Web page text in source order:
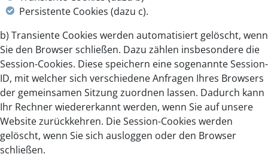
Persistente Cookies (dazu c).
b) Transiente Cookies werden automatisiert gelöscht, wenn
Sie den Browser schließen. Dazu zählen insbesondere die
Session-Cookies. Diese speichern eine sogenannte Session-
ID, mit welcher sich verschiedene Anfragen Ihres Browsers
der gemeinsamen Sitzung zuordnen lassen. Dadurch kann
Ihr Rechner wiedererkannt werden, wenn Sie auf unsere
Website zurückkehren. Die Session-Cookies werden
gelöscht, wenn Sie sich ausloggen oder den Browser
schließen.